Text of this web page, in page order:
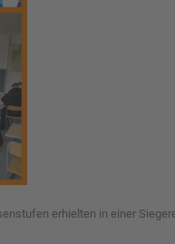
erhielten in einer